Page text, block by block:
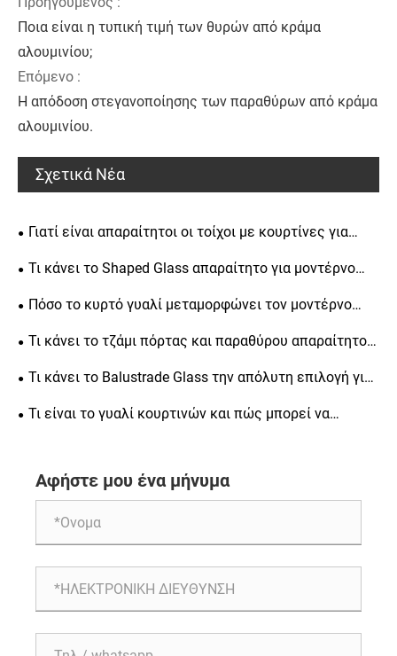
Ποια είναι η τυπική τιμή των θυρών από κράμα
αλουμινίου;
Επόμενο :
Η απόδοση στεγανοποίησης των παραθύρων από κράμα
αλουμινίου.
Σχετικά Νέα
Γιατί είναι απαραίτητοι οι τοίχοι με κουρτίνες για
μοντέρνο σχεδιασμό κτιρίων;
Τι κάνει το Shaped Glass απαραίτητο για μοντέρνο
σχεδιασμό και βιομηχανικές εφαρμογές;
Πόσο το κυρτό γυαλί μεταμορφώνει τον μοντέρνο
σχεδιασμό και τη βιομηχανική καινοτομία;
Τι κάνει το τζάμι πόρτας και παραθύρου απαραίτητο
για σύγχρονα κτίρια;
Τι κάνει το Balustrade Glass την απόλυτη επιλογή για
μοντέρνα αρχιτεκτονική και ασφάλεια
Τι είναι το γυαλί κουρτινών και πώς μπορεί να
Αφήστε μου ένα μήνυμα